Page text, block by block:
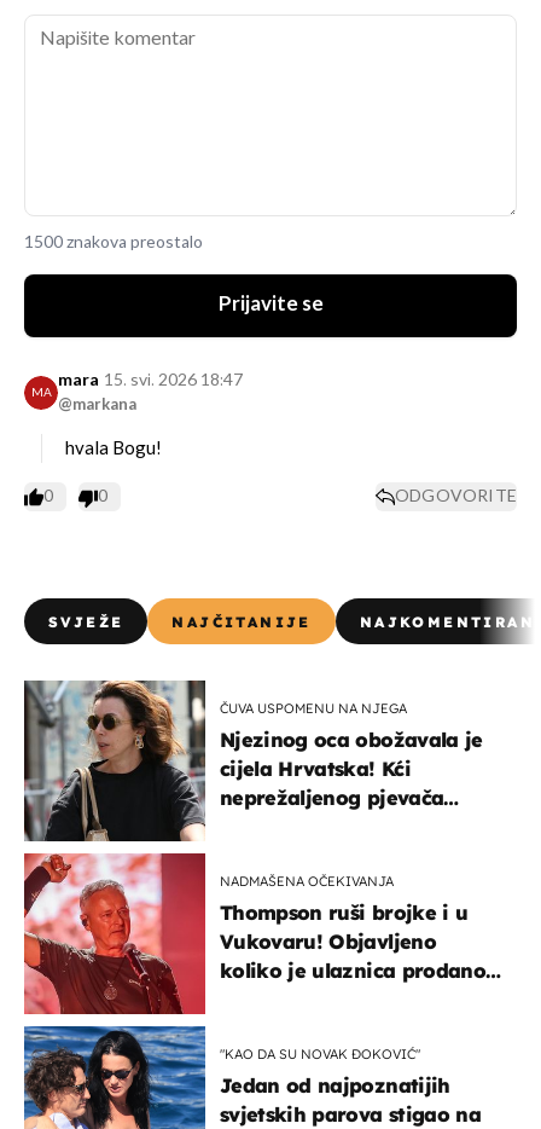
1500 znakova preostalo
Prijavite se
MA
mara
@markana
15. svi. 2026 18:47
hvala Bogu!
0 0 ODGOVORITE
SVJEŽE NAJČITANIJE
ČUVA USPOMENU NA NJEGA
Njezinog oca obožavala je
cijela Hrvatska! Kći
neprežaljenog pjevača
NADMAŠENA OČEKIVANJA
Thompson ruši brojke i u
Vukovaru! Objavljeno
koliko je ulaznica prodano
"KAO DA SU NOVAK ĐOKOVIĆ"
Jedan od najpoznatijih
svjetskih parova stigao na